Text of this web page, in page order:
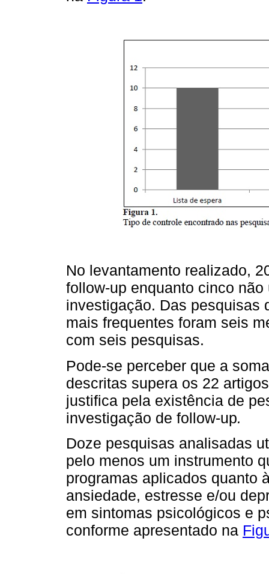
No levantamento realizado,
follow-up enquanto cinco
investigação. Das pesquisas
mais frequentes foram seis
com seis pesquisas.
Pode-se perceber que a
descritas supera os 22
justifica pela existência de
investigação de follow-up.
Doze pesquisas analisadas
pelo menos um instrumento
programas aplicados quanto
ansiedade, estresse e/ou
em sintomas psicológicos e
conforme apresentado na